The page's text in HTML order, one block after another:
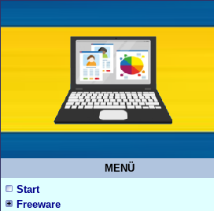
MENÜ
Start
Freeware